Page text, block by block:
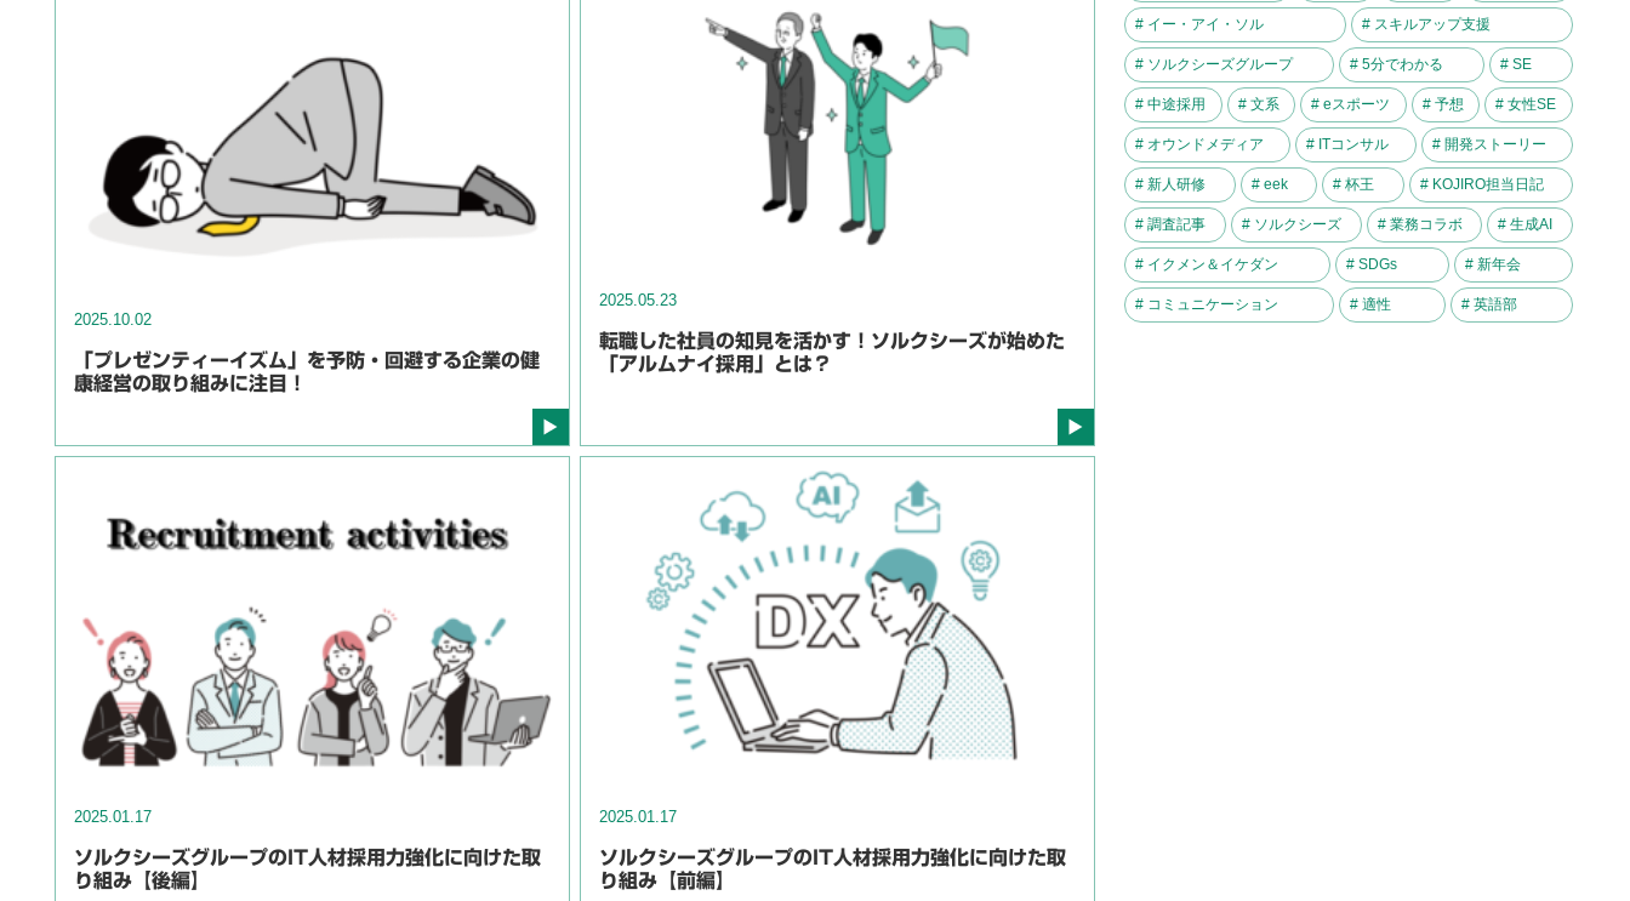
2025.10.02
「プレゼンティーイズム」を予防・回避する企業の健
康経営の取り組みに注目！
2025.05.23
転職した社員の知見を活かす！ソルクシーズが始めた
「アルムナイ採用」とは？
2025.01.17
ソルクシーズグループのIT人材採用力強化に向けた取
り組み【後編】
2025.01.17
ソルクシーズグループのIT人材採用力強化に向けた取
り組み【前編】
# イー・アイ・ソル # スキルアップ支援
# ソルクシーズグループ # 5分でわかる # SE
# 中途採用 # 文系 # eスポーツ # 予想 # 女性SE
# オウンドメディア # ITコンサル # 開発ストーリー
# 新人研修 # eek # 杯王 # KOJIRO担当日記
# 調査記事 # ソルクシーズ # 業務コラボ # 生成AI
# イクメン＆イケダン # SDGs # 新年会
# コミュニケーション # 適性 # 英語部